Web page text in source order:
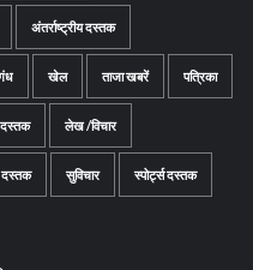
अंतर्राष्ट्रीय दस्तक
खेल ताजा खबरें पत्रिका
दस्तक लेख /विचार
दस्तक सुविचार स्पोर्ट्स दस्तक